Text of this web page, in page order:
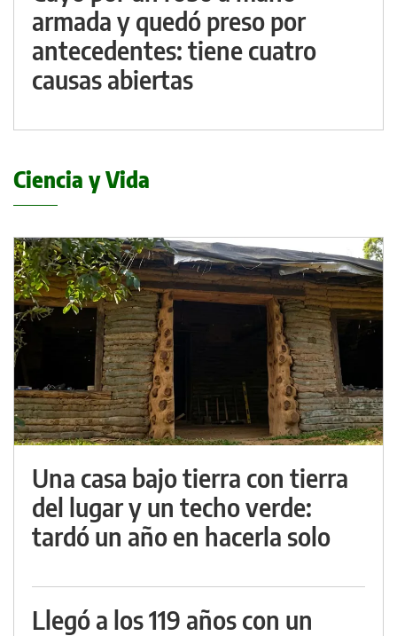
armada y quedó preso por
antecedentes: tiene cuatro
causas abiertas
Ciencia y Vida
Una casa bajo tierra con tierra
del lugar y un techo verde:
tardó un año en hacerla solo
Llegó a los 119 años con un